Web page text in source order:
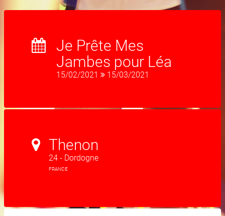
Je Prête Mes
Jambes pour Léa
15/02/2021 15/03/2021
Thenon
24 - Dordogne
FRANCE